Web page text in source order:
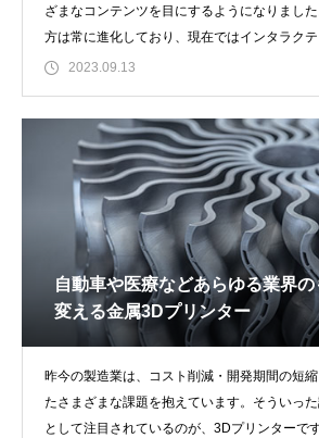
ざまなコンテンツを目にするようになりまし
方は常に進化しており、現在ではインタラク
目を集めています。
2023.09.13
自動車や医療などあらゆる業界
変える金属3Dプリンター
昨今の製造業は、コスト削減・開発期間の短
たさまざまな課題を抱えています。そういっ
として注目されているのが、3Dプリンターで